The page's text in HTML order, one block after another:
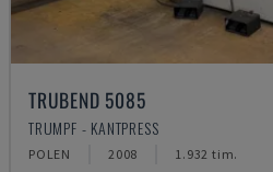
TRUBEND 5085
TRUMPF - KANTPRESS
POLEN 2008 1.932 tim.